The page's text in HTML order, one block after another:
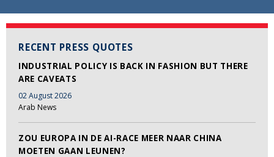
RECENT PRESS QUOTES
INDUSTRIAL POLICY IS BACK IN FASHION BUT THERE
ARE CAVEATS
02 August 2026
Arab News
ZOU EUROPA IN DE AI-RACE MEER NAAR CHINA
MOETEN GAAN LEUNEN?